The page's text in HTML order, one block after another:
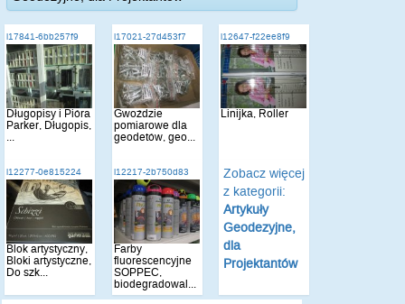
i17841-6bb257f9
Długopisy i Pióra
Parker, Długopis,
i17021-27d453f7
Gwoździe
pomiarowe dla
geodetów, geo...
i12647-f22ee8f9
Linijka, Roller
i12277-0e815224
Blok artystyczny,
Bloki artystyczne,
Do szk...
i12217-2b750d83
Farby
fluorescencyjne
SOPPEC,
biodegradowal...
Zobacz więcej
z kategorii:
Artykuły
Geodezyjne,
dla
Projektantów